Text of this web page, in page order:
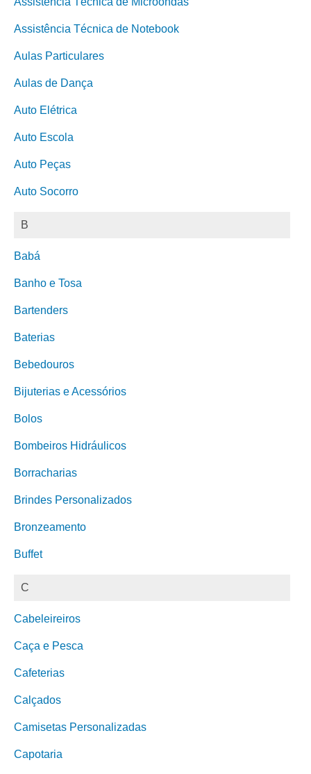
Assistência Técnica de Notebook
Aulas Particulares
Aulas de Dança
Auto Elétrica
Auto Escola
Auto Peças
Auto Socorro
B
Babá
Banho e Tosa
Bartenders
Baterias
Bebedouros
Bijuterias e Acessórios
Bolos
Bombeiros Hidráulicos
Borracharias
Brindes Personalizados
Bronzeamento
Buffet
C
Cabeleireiros
Caça e Pesca
Cafeterias
Calçados
Camisetas Personalizadas
Capotaria